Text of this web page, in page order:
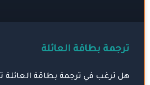
ترجمة بطاقة العائلة
هل ترغب في ترجمة بطاقة العائلة